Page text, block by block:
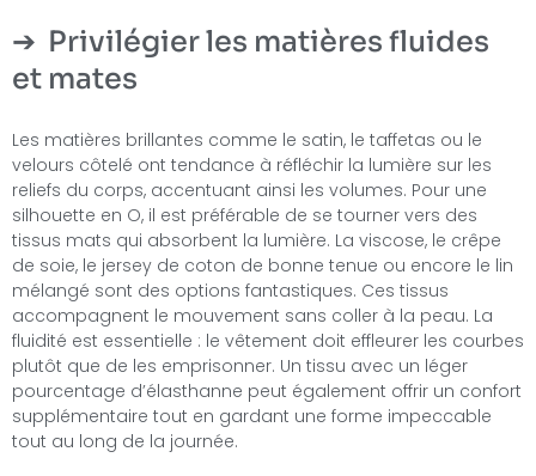
Privilégier les matières fluides
et mates
Les matières brillantes comme le satin, le taffetas ou le
velours côtelé ont tendance à réfléchir la lumière sur les
reliefs du corps, accentuant ainsi les volumes. Pour une
silhouette en O, il est préférable de se tourner vers des
tissus mats qui absorbent la lumière. La viscose, le crêpe
de soie, le jersey de coton de bonne tenue ou encore le lin
mélangé sont des options fantastiques. Ces tissus
accompagnent le mouvement sans coller à la peau. La
fluidité est essentielle : le vêtement doit effleurer les courbes
plutôt que de les emprisonner. Un tissu avec un léger
pourcentage d’élasthanne peut également offrir un confort
supplémentaire tout en gardant une forme impeccable
tout au long de la journée.